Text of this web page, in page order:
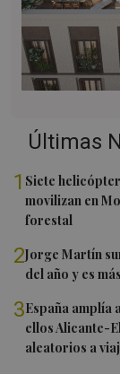
Últimas
1 Siete
movilizan en
forestal
2Jorge Martín
del año y es
3España amplía
ellos Alicante-
aleatorios a